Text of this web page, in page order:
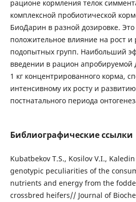
рационе кормления телок
комплексной пробиотической
БиоДарин в разной дозировке. Это
положительное влияние на рост и
подопытных групп. Наибольший
введении в рацион апробируемой
1 кг концентрированного корма,
интенсивному их росту и
постнатального периода
Библиографические ссылки
Kubatbekov T.S., Kosilov V.I.,
genotypic peculiarities of the
nutrients and energy from the
crossbred heifers// Journal of